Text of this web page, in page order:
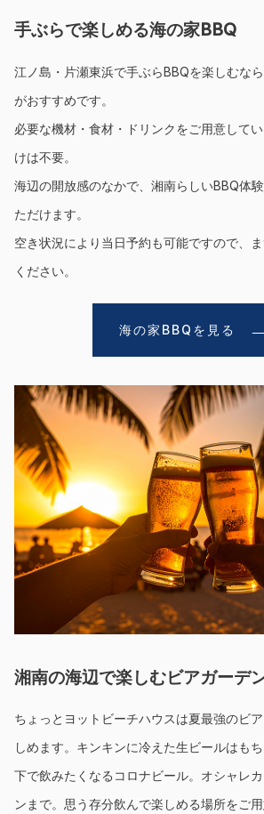
手ぶらで楽しめる海の家BBQ
江ノ島・片瀬東浜で手ぶらBBQを楽しむな
がおすすめです。
必要な機材・食材・ドリンクをご用意して
けは不要。
海辺の開放感のなかで、湘南らしいBBQ体
ただけます。
空き状況により当日予約も可能ですので、
ください。
海の家BBQを見る
湘南の海辺で楽しむビアガーデ
ちょっとヨットビーチハウスは夏最強のビ
しめます。キンキンに冷えた生ビールはも
下で飲みたくなるコロナビール。オシャレ
ンまで。思う存分飲んで楽しめる場所をご